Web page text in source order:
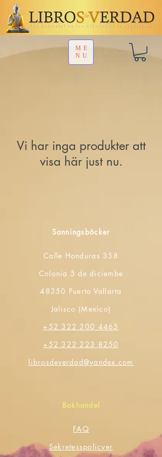
ME
NU
Vi har inga produkter att
visa här just nu.
Sanningsböcker
Calle Honduras 358
Colonia 5 de diciembe
48350 Puerto Vallarta
Jalisco (Mexico)
+52 322 200 4465
+52 322 223 8250
librosdeverdad@yandex.com
Bokhandel
FAQ
Sekretesspolicyer